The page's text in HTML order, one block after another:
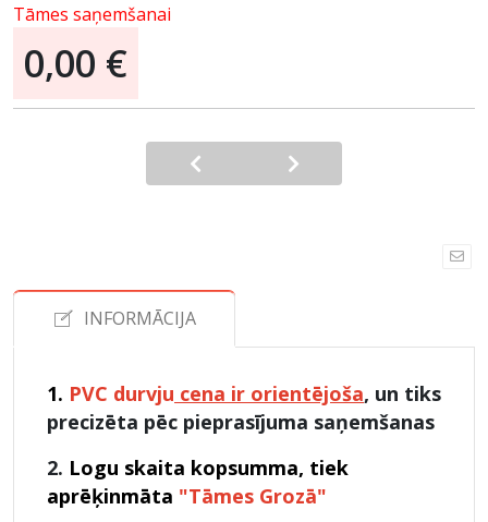
Tāmes saņemšanai
0,00 €
INFORMĀCIJA
1. PVC durvju cena ir orientējoša, un tiks
precizēta pēc pieprasījuma saņemšanas
2. Logu skaita kopsumma, tiek
aprēķinmāta "Tāmes Grozā"